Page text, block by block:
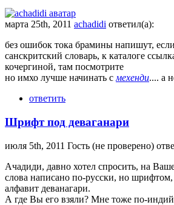
марта 25th, 2011 achadidi ответил(а):
без ошибок тока брамины напишут,
санскритский словарь, к каталоге
кочергиной, там посмотрите
но имхо лучше начинать с мехенди.... а
ответить
Шрифт под деваганари
июля 5th, 2011 Гость (не проверено)
Ачадиди, давно хотел спросить, на
слова написано по-русски, но
алфавит деванагари.
А где Вы его взяли? Мне тоже по-